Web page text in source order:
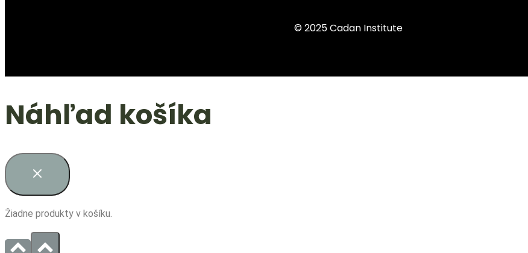
© 2025 Cadan Institute
Náhľad košíka
Žiadne produkty v košíku.